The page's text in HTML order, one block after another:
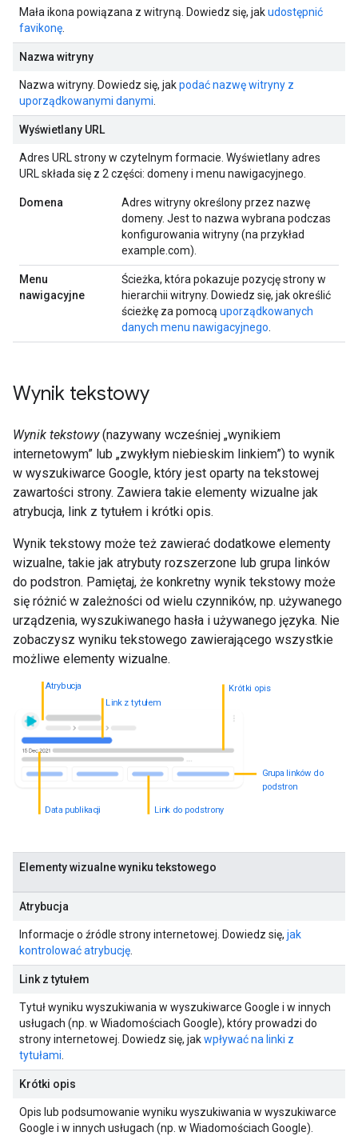
Mała ikona powiązana z witryną. Dowiedz się, jakudostępnić
favikonę
Nazwa witryny
Nazwa witryny. Dowiedz się, jakpodać nazwę witryny z
uporządkowanymi danymi
Wyświetlany URL
Adres URL strony w czytelnym formacie. Wyświetlany adres
URL składa się z 2 części: domeny i menu nawigacyjnego.
Domena
Adres witryny określony przez nazwę
domeny. Jest to nazwa wybrana podczas
konfigurowania witryny (na przykład
example.com).
Menu
nawigacyjne
Ścieżka, która pokazuje pozycję strony w
hierarchii witryny. Dowiedz się, jak określić
ścieżkę za pomocą uporządkowanych
danych menu nawigacyjnego
Wynik tekstowy
Wynik tekstowy(nazywany wcześniej „wynikiem
internetowym” lub „zwykłym niebieskim linkiem”) to wynik
w wyszukiwarce Google, który jest oparty na tekstowej
zawartości strony. Zawiera takie elementy wizualne jak
atrybucja, link z tytułem i krótki opis.
Wynik tekstowy może też zawierać dodatkowe elementy
wizualne, takie jak atrybuty rozszerzone lub grupa linków
do podstron. Pamiętaj, że konkretny wynik tekstowy może
się różnić w zależności od wielu czynników, np. używanego
urządzenia, wyszukiwanego hasła i używanego języka. Nie
zobaczysz wyniku tekstowego zawierającego wszystkie
możliwe elementy wizualne.
Atrybucja
Link z tytułem
Krótki opis
Data publikacji Link do podstrony
Grupa linków do
podstron
Elementy wizualne wyniku tekstowego
Atrybucja
Informacje o źródle strony internetowej. Dowiedz się, jak
kontrolować atrybucję.
Link z tytułem
Tytuł wyniku wyszukiwania w wyszukiwarce Google i w innych
usługach (np. w Wiadomościach Google), który prowadzi do
strony internetowej. Dowiedz się, jakwpływać na linki z
tytułami.
Krótki opis
Opis lub podsumowanie wyniku wyszukiwania w wyszukiwarce
Google i w innych usługach (np. w Wiadomościach Google).